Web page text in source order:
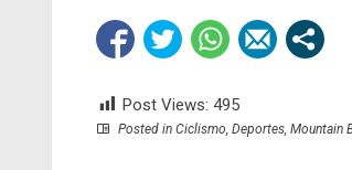
Post Views: 495
Posted in Ciclismo, Deportes, Mountain